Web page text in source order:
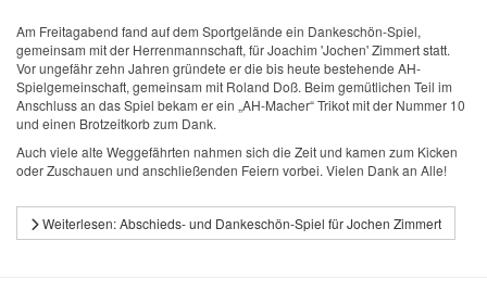
Am Freitagabend fand auf dem Sportgelände ein Dankeschön-Spiel,
gemeinsam mit der Herrenmannschaft, für Joachim 'Jochen' Zimmert statt.
Vor ungefähr zehn Jahren gründete er die bis heute bestehende AH-
Spielgemeinschaft, gemeinsam mit Roland Doß. Beim gemütlichen Teil im
Anschluss an das Spiel bekam er ein „AH-Macher“ Trikot mit der Nummer 10
und einen Brotzeitkorb zum Dank.
Auch viele alte Weggefährten nahmen sich die Zeit und kamen zum Kicken
oder Zuschauen und anschließenden Feiern vorbei. Vielen Dank an Alle!
Weiterlesen: Abschieds- und Dankeschön-Spiel für Jochen Zimmert